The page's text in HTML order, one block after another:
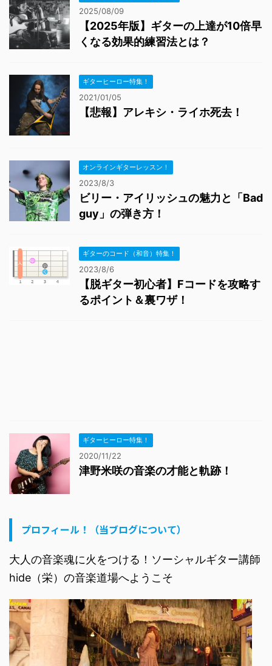
2025/08/09
【2025年版】ギターの上達が10倍早
くなる効果的練習法とは？
ギターヒーロー特集！
2021/01/05
【悲報】アレキシ・ライホ死去！
オンラインギターレッスン！
2023/8/3
ビリー・アイリッシュの魅力と「Bad
guy」の弾き方！
ギターのコード（和音）特集！
2023/8/6
【脱ギター初心者】Fコードを攻略す
るポイント＆裏ワザ！
ギターヒーロー特集！
2020/11/22
津野米咲の音楽の才能と軌跡！
プロフィール！（当ブログについて）
大人の音楽魂に火をつける！ソーシャルギター講師
hide（栄）の音楽道場へようこそ